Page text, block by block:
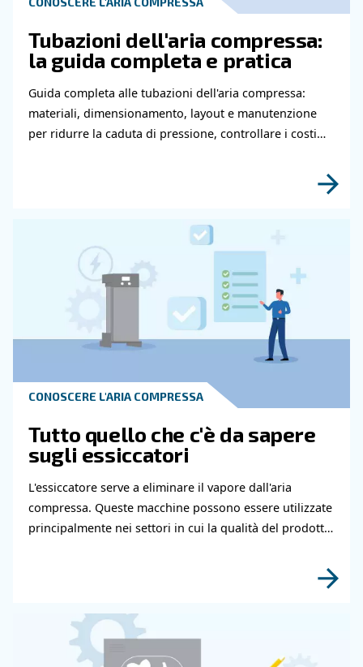
recupero di energia e l'azionamento a velocità variabile
Se hai bisogno di ulteriori informazioni, il nostro team è
Non esitare a contattarci oggi stesso. Offriamo
varie pressioni e portate nominali per soddisfare le tue
Leggi gli articoli correlati
CONOSCERE L'ARIA COMPRESSA